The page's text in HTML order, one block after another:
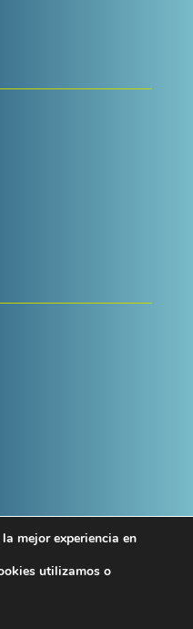
mejor experiencia en
utilizamos o